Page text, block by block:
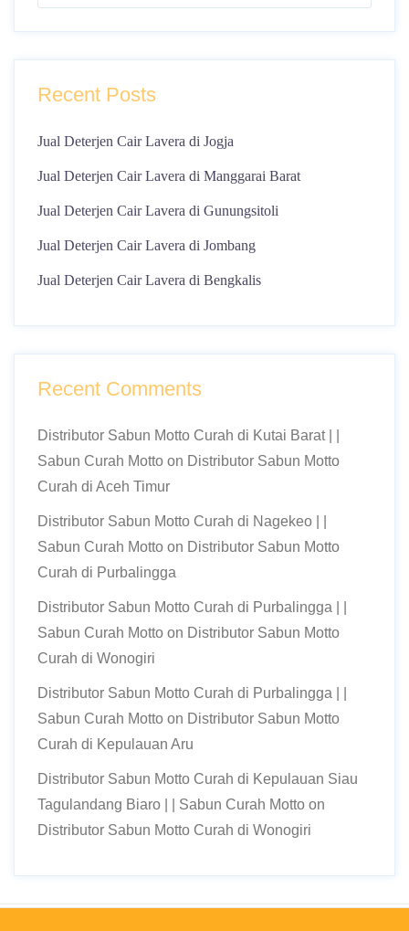
Recent Posts
Jual Deterjen Cair Lavera di Jogja
Jual Deterjen Cair Lavera di Manggarai Barat
Jual Deterjen Cair Lavera di Gunungsitoli
Jual Deterjen Cair Lavera di Jombang
Jual Deterjen Cair Lavera di Bengkalis
Recent Comments
Distributor Sabun Motto Curah di Kutai Barat | |
Sabun Curah Motto on Distributor Sabun Motto
Curah di Aceh Timur
Distributor Sabun Motto Curah di Nagekeo | |
Sabun Curah Motto on Distributor Sabun Motto
Curah di Purbalingga
Distributor Sabun Motto Curah di Purbalingga | |
Sabun Curah Motto on Distributor Sabun Motto
Curah di Wonogiri
Distributor Sabun Motto Curah di Purbalingga | |
Sabun Curah Motto on Distributor Sabun Motto
Curah di Kepulauan Aru
Distributor Sabun Motto Curah di Kepulauan Siau
Tagulandang Biaro | | Sabun Curah Motto on
Distributor Sabun Motto Curah di Wonogiri